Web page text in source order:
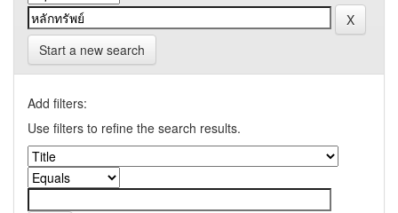
Start a new search
Add filters:
Use filters to refine the search results.